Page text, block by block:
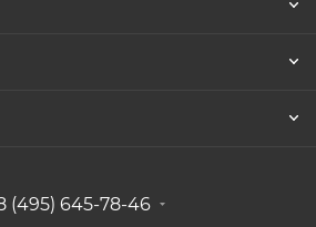
(495) 645-78-46